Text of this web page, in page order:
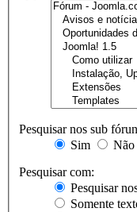
Pesquisar nos sub
Sim
Não
Pesquisar com:
Pesquisar
Somente